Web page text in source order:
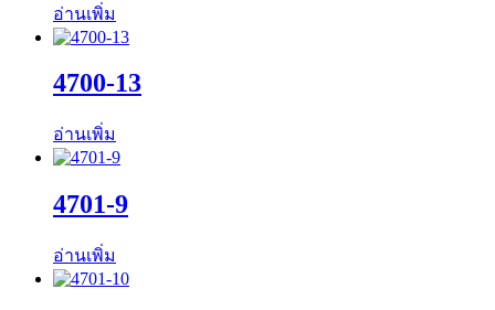
อ่านเพิ่ม
4700-13
อ่านเพิ่ม
4701-9
อ่านเพิ่ม